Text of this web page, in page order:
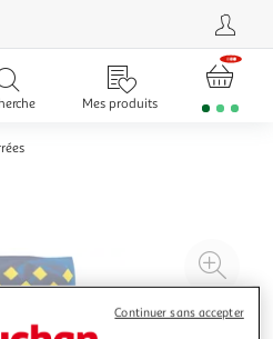
Mes produits
à
Continuer sans accepter